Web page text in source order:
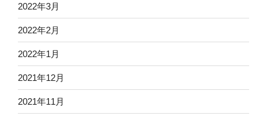
2022年3月
2022年2月
2022年1月
2021年12月
2021年11月